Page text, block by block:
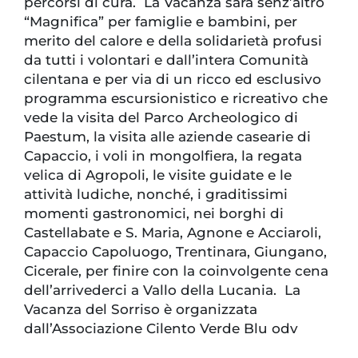
“Magnifica” per famiglie e bambini, per
merito del calore e della solidarietà profusi
da tutti i volontari e dall’intera Comunità
cilentana e per via di un ricco ed esclusivo
programma escursionistico e ricreativo che
vede la visita del Parco Archeologico di
Paestum, la visita alle aziende casearie di
Capaccio, i voli in mongolfiera, la regata
velica di Agropoli, le visite guidate e le
attività ludiche, nonché, i graditissimi
momenti gastronomici, nei borghi di
Castellabate e S. Maria, Agnone e Acciaroli,
Capaccio Capoluogo, Trentinara, Giungano,
Cicerale, per finire con la coinvolgente cena
dell’arrivederci a Vallo della Lucania. La
Vacanza del Sorriso è organizzata
dall’Associazione Cilento Verde Blu odv